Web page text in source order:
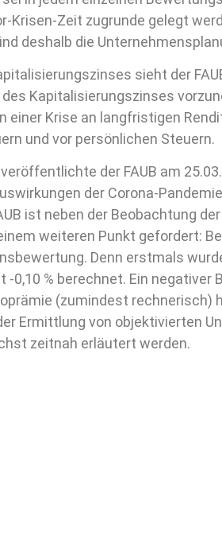
Krisen-Zeit zugrunde gelegt
deshalb die
sieht der
Kapitalisierungszinses
einer Krise an langfristigen
und vor persönlichen Steuern.
der FAUB am
der Corona-
ist neben der Beobachtung
weiteren Punkt gefordert:
Denn erstmals
0,10 % berechnet. Ein
(zumindest rechnerisch)
Ermittlung von objektivierten
zeitnah erläutert werden.